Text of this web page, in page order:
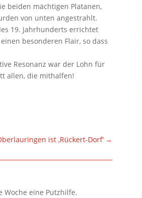
beiden mächtigen Platanen,
von unten angestrahlt.
19. Jahrhunderts errichtet
besonderen Flair, so dass
Resonanz war der Lohn für
allen, die mithalfen!
ist ‚Rückert-Dorf‘ →
Woche eine Putzhilfe.